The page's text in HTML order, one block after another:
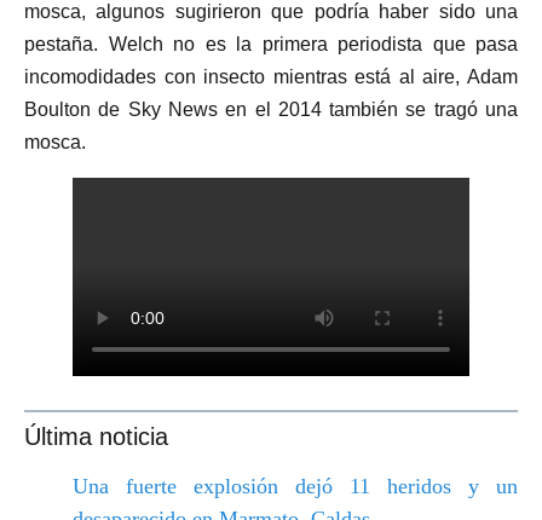
mosca, algunos sugirieron que podría haber sido una
pestaña. Welch no es la primera periodista que pasa
incomodidades con insecto mientras está al aire, Adam
Boulton de Sky News en el 2014 también se tragó una
mosca.
Última noticia
Una fuerte explosión dejó 11 heridos y un